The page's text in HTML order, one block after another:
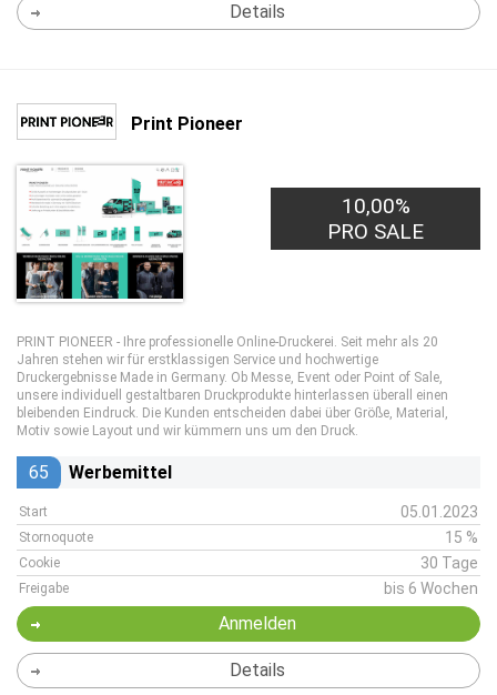
Details
Print Pioneer
10,00%
PRO SALE
PRINT PIONEER - Ihre professionelle Online-Druckerei. Seit mehr als 20
Jahren stehen wir für erstklassigen Service und hochwertige
Druckergebnisse Made in Germany. Ob Messe, Event oder Point of Sale,
unsere individuell gestaltbaren Druckprodukte hinterlassen überall einen
bleibenden Eindruck. Die Kunden entscheiden dabei über Größe, Material,
Motiv sowie Layout und wir kümmern uns um den Druck.
65 Werbemittel
Start 05.01.2023
Stornoquote 15 %
Cookie 30 Tage
Freigabe bis 6 Wochen
Anmelden
Details